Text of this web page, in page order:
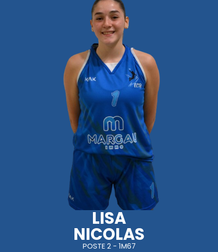
LISA
NICOLAS
POSTE 2 - 1M67